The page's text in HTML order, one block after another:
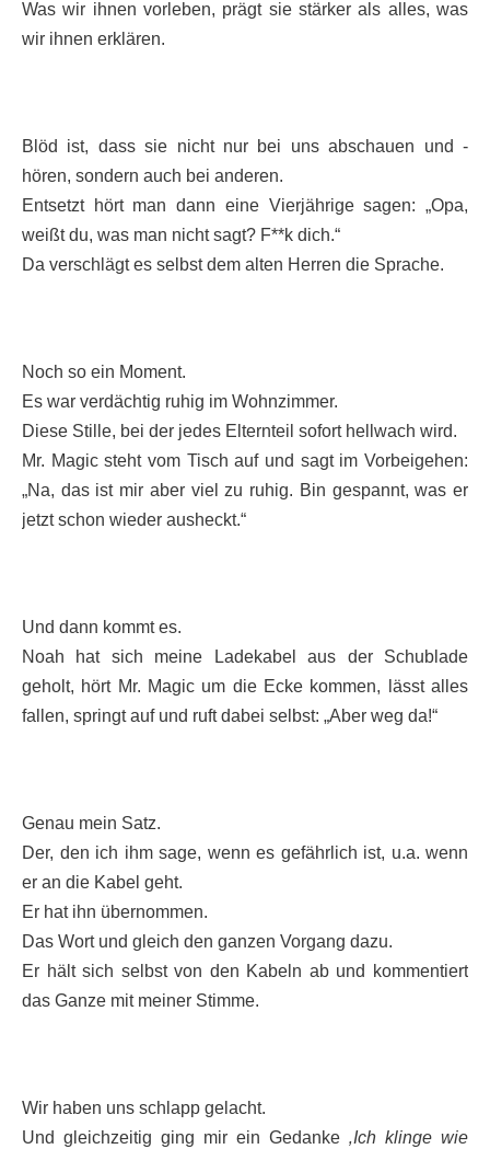
Was wir ihnen vorleben, prägt sie stärker als alles, was
wir ihnen erklären.
Blöd ist, dass sie nicht nur bei uns abschauen und -
hören, sondern auch bei anderen.
Entsetzt hört man dann eine Vierjährige sagen: „Opa,
weißt du, was man nicht sagt? F**k dich.“
Da verschlägt es selbst dem alten Herren die Sprache.
Noch so ein Moment.
Es war verdächtig ruhig im Wohnzimmer.
Diese Stille, bei der jedes Elternteil sofort hellwach wird.
Mr. Magic steht vom Tisch auf und sagt im Vorbeigehen:
„Na, das ist mir aber viel zu ruhig. Bin gespannt, was er
jetzt schon wieder ausheckt.“
Und dann kommt es.
Noah hat sich meine Ladekabel aus der Schublade
geholt, hört Mr. Magic um die Ecke kommen, lässt alles
fallen, springt auf und ruft dabei selbst: „Aber weg da!“
Genau mein Satz.
Der, den ich ihm sage, wenn es gefährlich ist, u.a. wenn
er an die Kabel geht.
Er hat ihn übernommen.
Das Wort und gleich den ganzen Vorgang dazu.
Er hält sich selbst von den Kabeln ab und kommentiert
das Ganze mit meiner Stimme.
Wir haben uns schlapp gelacht.
Und gleichzeitig ging mir ein Gedanke ‚Ich klinge wie